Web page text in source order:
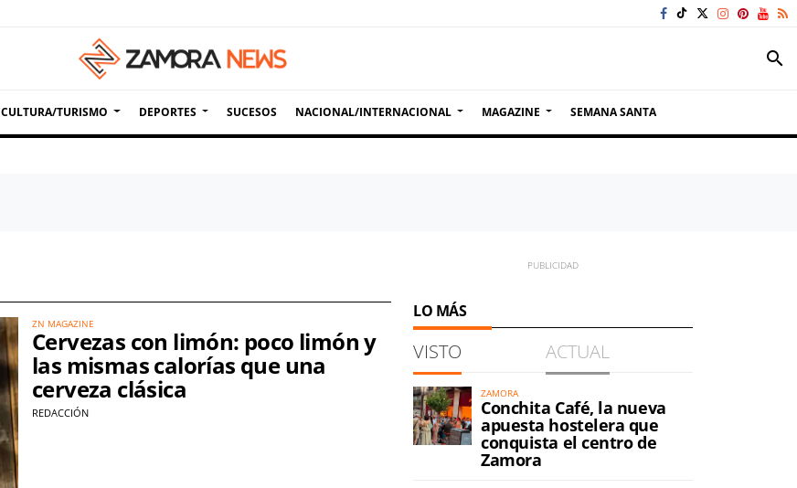
search
CULTURA/TURISMO DEPORTES SUCESOS NACIONAL/INTERNACIONAL MAGAZINE SEMANA SANTA
ZN MAGAZINE
Cervezas con limón: poco limón y
las mismas calorías que una
cerveza clásica
REDACCIÓN
LO MÁS
VISTO ACTUAL
ZAMORA
Conchita Café, la nueva
apuesta hostelera que
conquista el centro de
Zamora